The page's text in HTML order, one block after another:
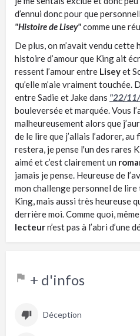
d’ennui donc pour que
"Histoire de Lisey"comme une
De plus, on m’avait vendu
histoire d’amour que King ait
ressent l’amour entre Liseyet
qu’elle m’aie vraiment touchée.
entre Sadie et Jake dans "22/
bouleversée et marquée. Vous
malheureusement alors que
de le lire que j’allais l’adorer, au
restera, je pense l'un des rares
aimé et c’est clairement un
jamais je pense. Heureuse de
mon challenge personnel de
King, mais aussi très heureuse
derrière moi. Comme quoi,
lecteurn’est pas à l’abri d’une
+ d'infos
Déception